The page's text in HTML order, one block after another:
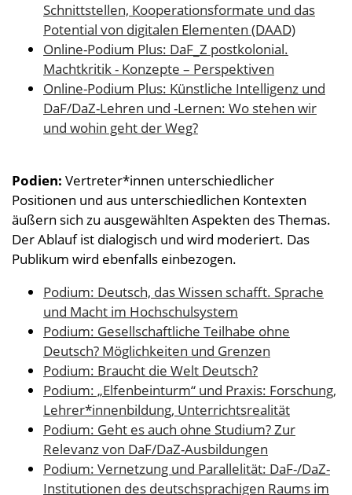
Schnittstellen, Kooperationsformate und das
Potential von digitalen Elementen (DAAD)
Online-Podium Plus: DaF_Z postkolonial.
Machtkritik - Konzepte – Perspektiven
Online-Podium Plus: Künstliche Intelligenz und
DaF/DaZ-Lehren und -Lernen: Wo stehen wir
und wohin geht der Weg?
Podien: Vertreter*innen unterschiedlicher
Positionen und aus unterschiedlichen Kontexten
äußern sich zu ausgewählten Aspekten des Themas.
Der Ablauf ist dialogisch und wird moderiert. Das
Publikum wird ebenfalls einbezogen.
Podium: Deutsch, das Wissen schafft. Sprache
und Macht im Hochschulsystem
Podium: Gesellschaftliche Teilhabe ohne
Deutsch? Möglichkeiten und Grenzen
Podium: Braucht die Welt Deutsch?
Podium: „Elfenbeinturm“ und Praxis: Forschung,
Lehrer*innenbildung, Unterrichtsrealität
Podium: Geht es auch ohne Studium? Zur
Relevanz von DaF/DaZ-Ausbildungen
Podium: Vernetzung und Parallelität: DaF-/DaZ-
Institutionen des deutschsprachigen Raums im